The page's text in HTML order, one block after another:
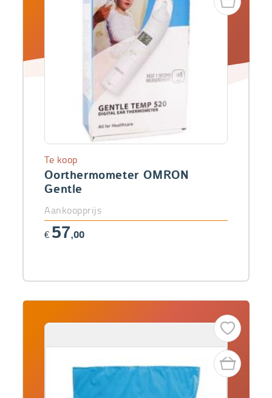
Oorthermometer OMRON
Gentle
Te koop
Aankoopprijs
€ 57,00